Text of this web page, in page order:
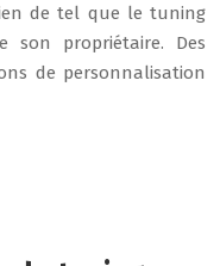
de tel que le tuning
propriétaire. Des
de personnalisation